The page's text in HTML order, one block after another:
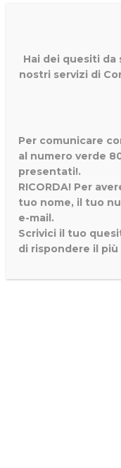
Hai dei quesiti
nostri servizi di
Per comunicare
al numero verde
presentati!.
RICORDA! Per
tuo nome, il tuo
e-mail.
Scrivici il tuo
di rispondere il